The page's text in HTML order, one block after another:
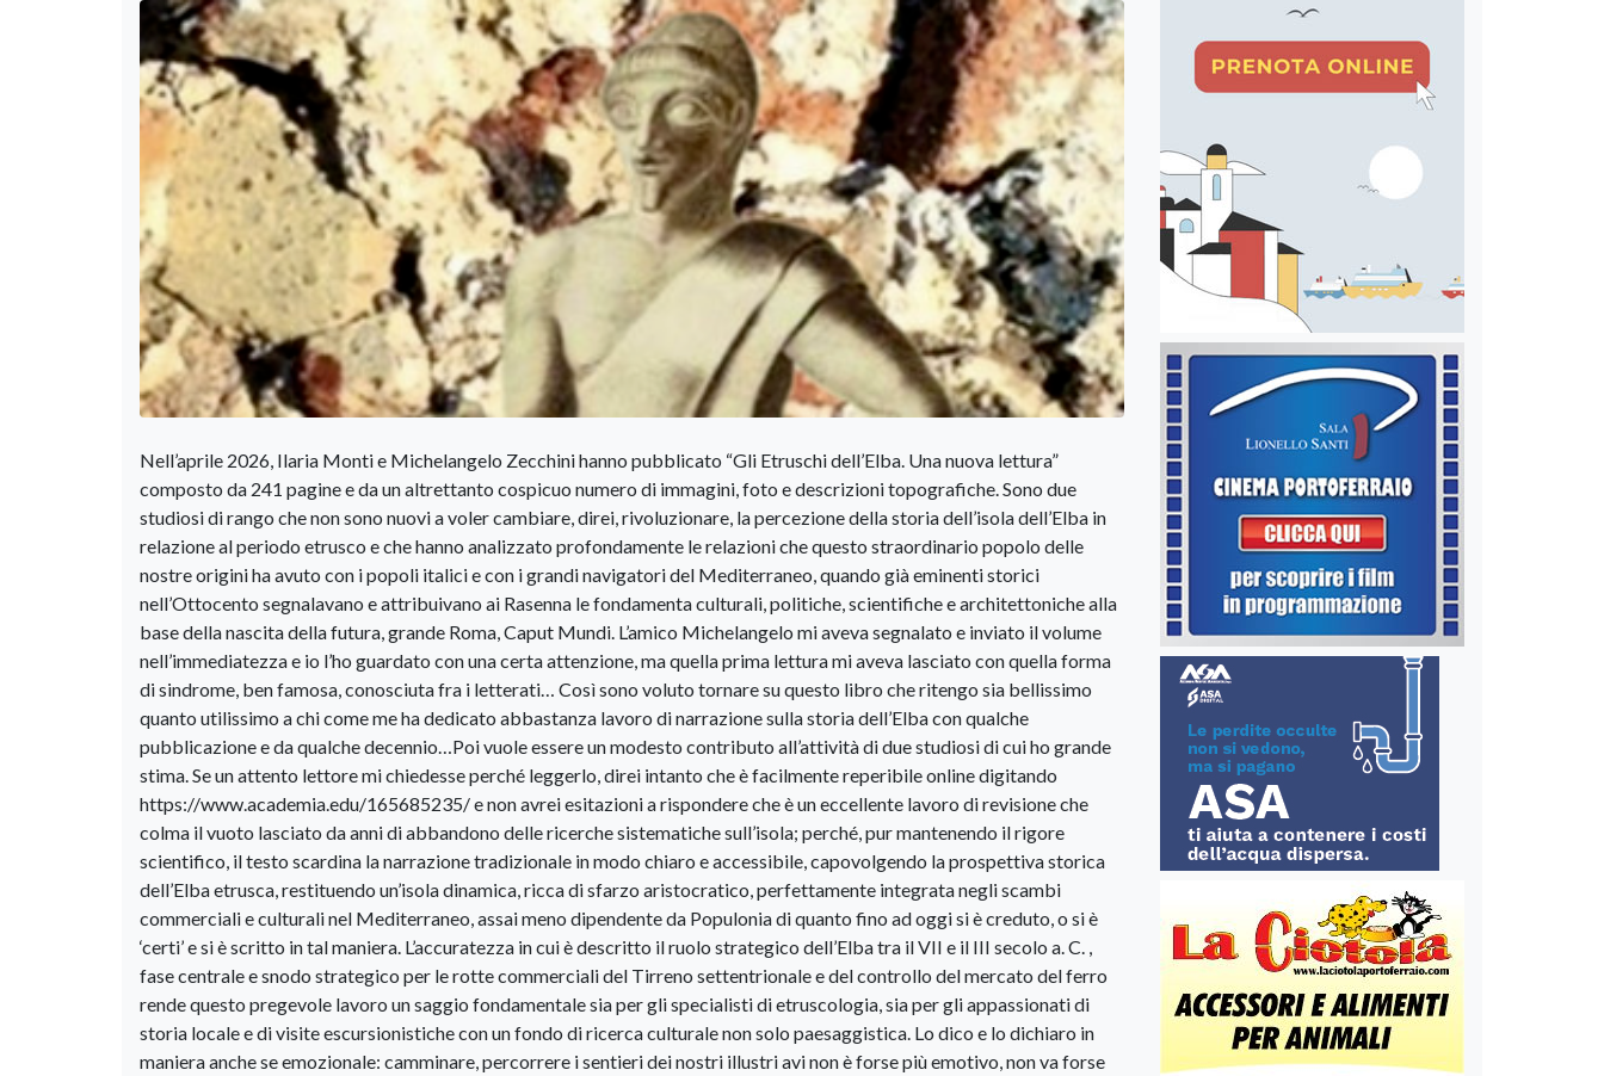
Nell’aprile 2026, Ilaria Monti e Michelangelo Zecchini hanno pubblicato “Gli Etruschi dell’Elba. Una nuova lettura”
composto da 241 pagine e da un altrettanto cospicuo numero di immagini, foto e descrizioni topografiche. Sono due
studiosi di rango che non sono nuovi a voler cambiare, direi, rivoluzionare, la percezione della storia dell’isola dell’Elba in
relazione al periodo etrusco e che hanno analizzato profondamente le relazioni che questo straordinario popolo delle
nostre origini ha avuto con i popoli italici e con i grandi navigatori del Mediterraneo, quando già eminenti storici
nell’Ottocento segnalavano e attribuivano ai Rasenna le fondamenta culturali, politiche, scientifiche e architettoniche alla
base della nascita della futura, grande Roma, Caput Mundi. L’amico Michelangelo mi aveva segnalato e inviato il volume
nell’immediatezza e io l’ho guardato con una certa attenzione, ma quella prima lettura mi aveva lasciato con quella forma
di sindrome, ben famosa, conosciuta fra i letterati… Così sono voluto tornare su questo libro che ritengo sia bellissimo
quanto utilissimo a chi come me ha dedicato abbastanza lavoro di narrazione sulla storia dell’Elba con qualche
pubblicazione e da qualche decennio…Poi vuole essere un modesto contributo all’attività di due studiosi di cui ho grande
stima. Se un attento lettore mi chiedesse perché leggerlo, direi intanto che è facilmente reperibile online digitando
https://www.academia.edu/165685235/ e non avrei esitazioni a rispondere che è un eccellente lavoro di revisione che
colma il vuoto lasciato da anni di abbandono delle ricerche sistematiche sull’isola; perché, pur mantenendo il rigore
scientifico, il testo scardina la narrazione tradizionale in modo chiaro e accessibile, capovolgendo la prospettiva storica
dell’Elba etrusca, restituendo un’isola dinamica, ricca di sfarzo aristocratico, perfettamente integrata negli scambi
commerciali e culturali nel Mediterraneo, assai meno dipendente da Populonia di quanto fino ad oggi si è creduto, o si è
‘certi’ e si è scritto in tal maniera. L’accuratezza in cui è descritto il ruolo strategico dell’Elba tra il VII e il III secolo a. C. ,
fase centrale e snodo strategico per le rotte commerciali del Tirreno settentrionale e del controllo del mercato del ferro
rende questo pregevole lavoro un saggio fondamentale sia per gli specialisti di etruscologia, sia per gli appassionati di
storia locale e di visite escursionistiche con un fondo di ricerca culturale non solo paesaggistica. Lo dico e lo dichiaro in
maniera anche se emozionale: camminare, percorrere i sentieri dei nostri illustri avi non è forse più emotivo, non va forse